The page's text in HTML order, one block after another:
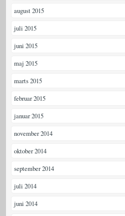
august 2015
juli 2015
juni 2015
maj 2015
marts 2015
februar 2015
januar 2015
november 2014
oktober 2014
september 2014
juli 2014
juni 2014